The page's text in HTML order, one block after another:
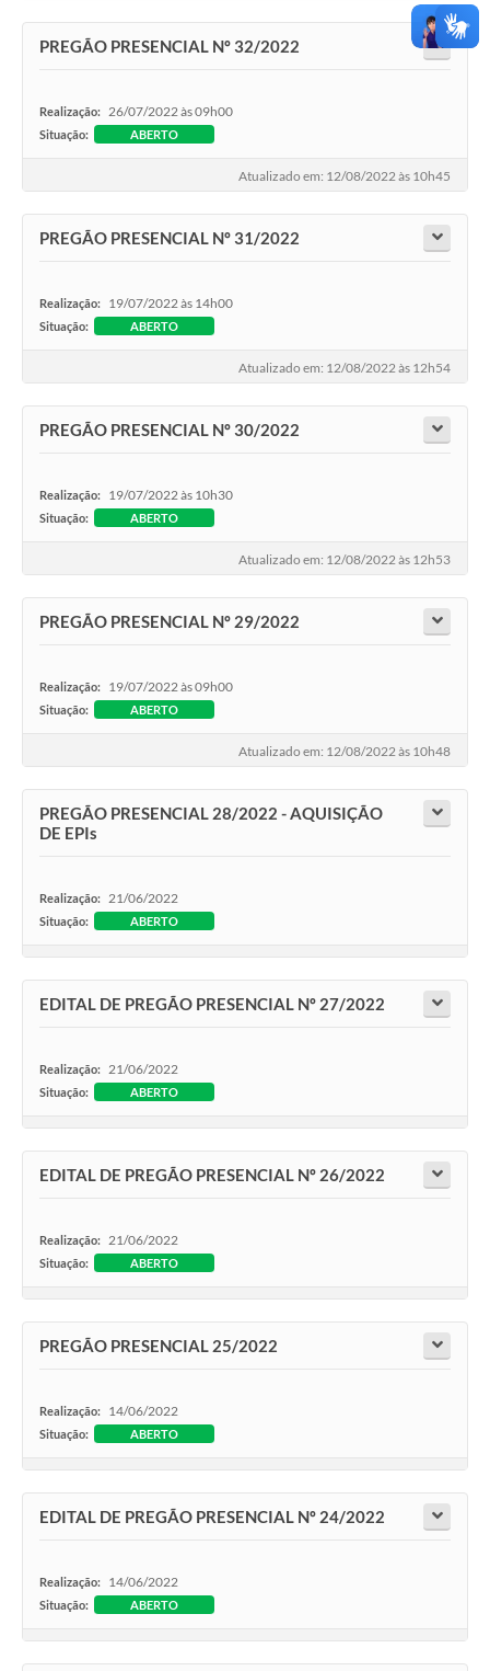
PREGÃO PRESENCIAL Nº 32/2022
Realização: 26/07/2022 às 09h00
Situação: ABERTO
Atualizado em: 12/08/2022 às 10h45
PREGÃO PRESENCIAL Nº 31/2022
Realização: 19/07/2022 às 14h00
Situação: ABERTO
Atualizado em: 12/08/2022 às 12h54
PREGÃO PRESENCIAL Nº 30/2022
Realização: 19/07/2022 às 10h30
Situação: ABERTO
Atualizado em: 12/08/2022 às 12h53
PREGÃO PRESENCIAL Nº 29/2022
Realização: 19/07/2022 às 09h00
Situação: ABERTO
Atualizado em: 12/08/2022 às 10h48
PREGÃO PRESENCIAL 28/2022 - AQUISIÇÃO
DE EPIs
Realização: 21/06/2022
Situação: ABERTO
EDITAL DE PREGÃO PRESENCIAL Nº 27/2022
Realização: 21/06/2022
Situação: ABERTO
EDITAL DE PREGÃO PRESENCIAL Nº 26/2022
Realização: 21/06/2022
Situação: ABERTO
PREGÃO PRESENCIAL 25/2022
Realização: 14/06/2022
Situação: ABERTO
EDITAL DE PREGÃO PRESENCIAL Nº 24/2022
Realização: 14/06/2022
Situação: ABERTO